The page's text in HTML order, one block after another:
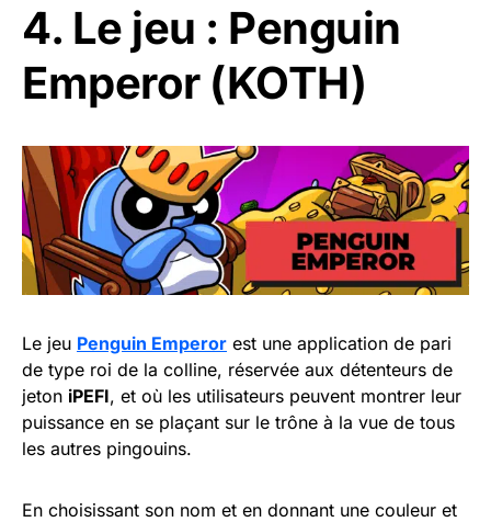
4. Le jeu : Penguin
Emperor (KOTH)
Le jeu Penguin Emperor est une application de pari
de type roi de la colline, réservée aux détenteurs de
jeton iPEFI, et où les utilisateurs peuvent montrer leur
puissance en se plaçant sur le trône à la vue de tous
les autres pingouins.
En choisissant son nom et en donnant une couleur et